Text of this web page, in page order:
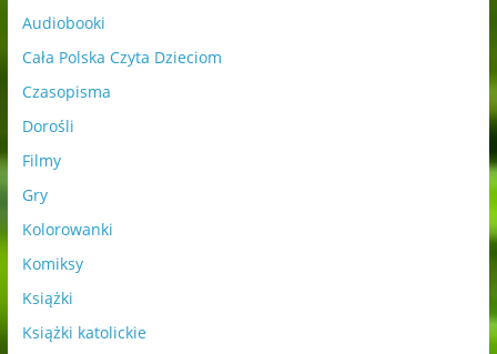
Audiobooki
Cała Polska Czyta Dzieciom
Czasopisma
Dorośli
Filmy
Gry
Kolorowanki
Komiksy
Książki
Książki katolickie